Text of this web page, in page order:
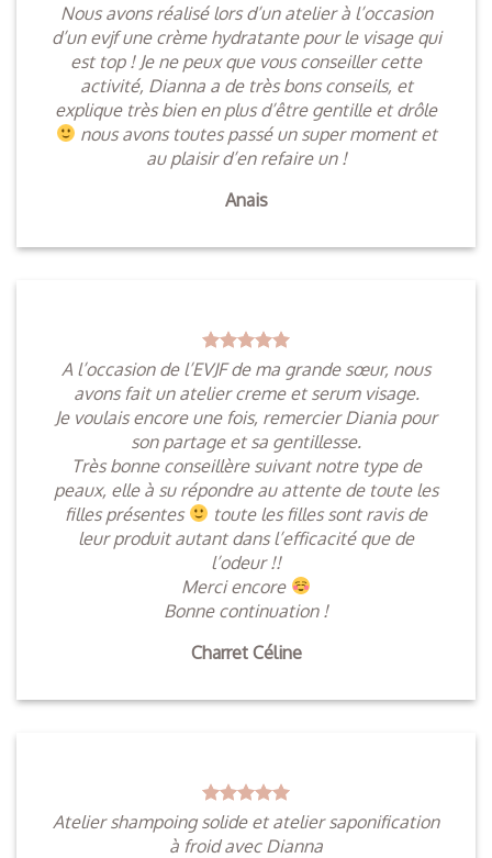
Nous avons réalisé lors d’un atelier à l’occasion
d’un evjf une crème hydratante pour le visage qui
est top ! Je ne peux que vous conseiller cette
activité, Dianna a de très bons conseils, et
explique très bien en plus d’être gentille et drôle
nous avons toutes passé un super moment et
au plaisir d’en refaire un !
Anais
A l’occasion de l’EVJF de ma grande sœur, nous
avons fait un atelier creme et serum visage.
Je voulais encore une fois, remercier Diania pour
son partage et sa gentillesse.
Très bonne conseillère suivant notre type de
peaux, elle à su répondre au attente de toute les
filles présentes
toute les filles sont ravis de
leur produit autant dans l’efficacité que de
l’odeur !!
Merci encore
Bonne continuation !
Charret Céline
Atelier shampoing solide et atelier saponification
à froid avec Dianna